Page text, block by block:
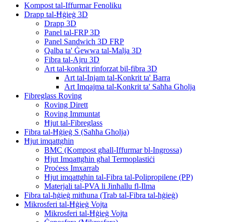
Kompost tal-Iffurmar Fenoliku
Drapp tal-Ħġieġ 3D
Drapp 3D
Panel tal-FRP 3D
Panel Sandwich 3D FRP
Qalba ta' Ġewwa tal-Malja 3D
Fibra tal-Ajru 3D
Art tal-konkrit rinforzat bil-fibra 3D
Art tal-Injam tal-Konkrit ta' Barra
Art Imqajma tal-Konkrit ta' Saħħa Għolja
Fibreglass Roving
Roving Dirett
Roving Immuntat
Ħjut tal-Fibreglass
Fibra tal-Ħġieġ S (Saħħa Għolja)
Ħjut imqattgħin
BMC (Kompost għall-Iffurmar bl-Ingrossa)
Ħjut Imqattgħin għal Termoplastiċi
Proċess Imxarrab
Ħjut imqattgħin tal-Fibra tal-Polipropilene (PP)
Materjali tal-PVA li Jinħallu fl-Ilma
Fibra tal-ħġieġ mitħuna (Trab tal-Fibra tal-ħġieġ)
Mikrosferi tal-Ħġieġ Vojta
Mikrosferi tal-Ħġieġ Vojta